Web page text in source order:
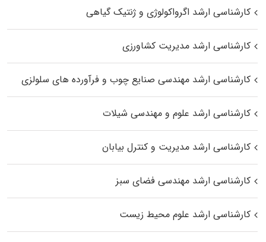
کارشناسی ارشد اگرواکولوژی و ژنتیک گیاهی
کارشناسی ارشد مدیریت کشاورزی
کارشناسی ارشد مهندسی صنایع چوب و فرآورده‌ های سلولزی
کارشناسی ارشد علوم و مهندسی شیلات
کارشناسی ارشد مدیریت و کنترل بیابان
کارشناسی ارشد مهندسی فضای سبز
کارشناسی ارشد علوم محیط‌ زیست